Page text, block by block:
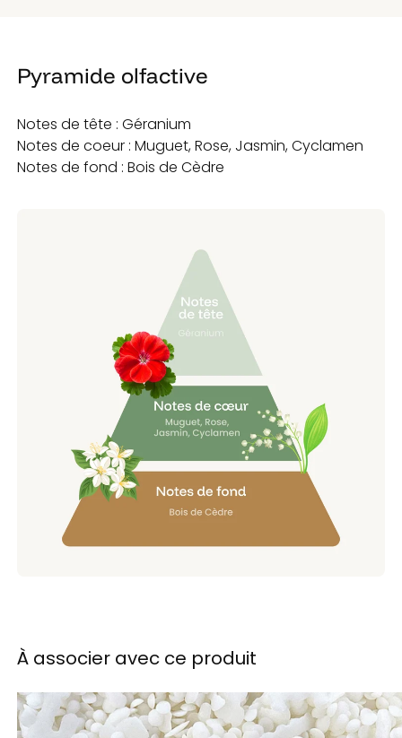
Pyramide olfactive
Notes de tête : Géranium
Notes de coeur : Muguet, Rose, Jasmin, Cyclamen
Notes de fond : Bois de Cèdre
À associer avec ce produit